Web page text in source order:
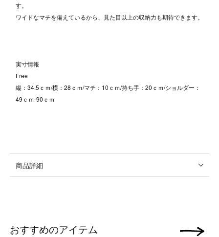
す。
ワイドなマチを備えているから、見た目以上の収納力も期待できます。
実寸情報
Free
縦：34.5ｃｍ/横：28ｃｍ/マチ：10ｃｍ/持ち手：20ｃｍ/ショルダー：
49ｃｍ-90ｃｍ
商品詳細
おすすめのアイテム 次の画像